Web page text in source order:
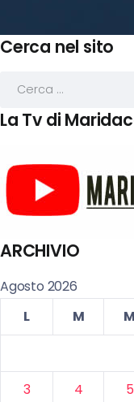
Cerca nel sito
La Tv di
ARCHIVIO
Agosto 2026
L
M M
3
4 5